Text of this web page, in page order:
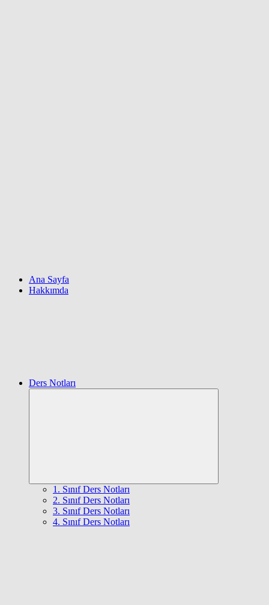
Ana Sayfa
Hakkımda
Ders Notları
1. Sınıf Ders Notları
2. Sınıf Ders Notları
3. Sınıf Ders Notları
4. Sınıf Ders Notları